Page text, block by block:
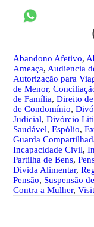
Abandono Afetivo,
Ameaça,Audiencia
Autorização para
de Menor,
de Família,Direito de
de Condomínio,
Judicial,Divórcio
Saudável,Espólio,
Guarda
Incapacidade Civil,
Partilha de Bens,
Divida Alimentar,
Pensão, Suspensão
Contra a Mulher,